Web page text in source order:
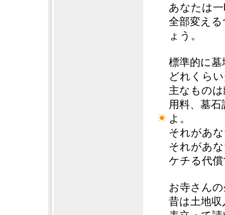
あなたは
全部変え
ょう。
標準的に
どれくら
主なもの
用料、墓
よ。
それがあ
それがあ
ケチる代
お寺さん
昔は土地